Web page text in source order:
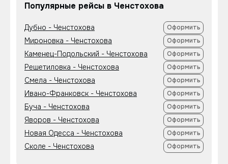
Популярные рейсы в Ченстохова
Дубно - Ченстохова Оформить
Мироновка - Ченстохова Оформить
Каменец-Подольский - Ченстохова Оформить
Решетиловка - Ченстохова Оформить
Смела - Ченстохова Оформить
Ивано-Франковск - Ченстохова Оформить
Буча - Ченстохова Оформить
Яворов - Ченстохова Оформить
Новая Одесса - Ченстохова Оформить
Сколе - Ченстохова Оформить